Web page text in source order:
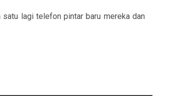
lagi telefon pintar baru mereka dan